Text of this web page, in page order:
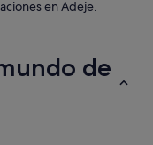
en Adeje.
de